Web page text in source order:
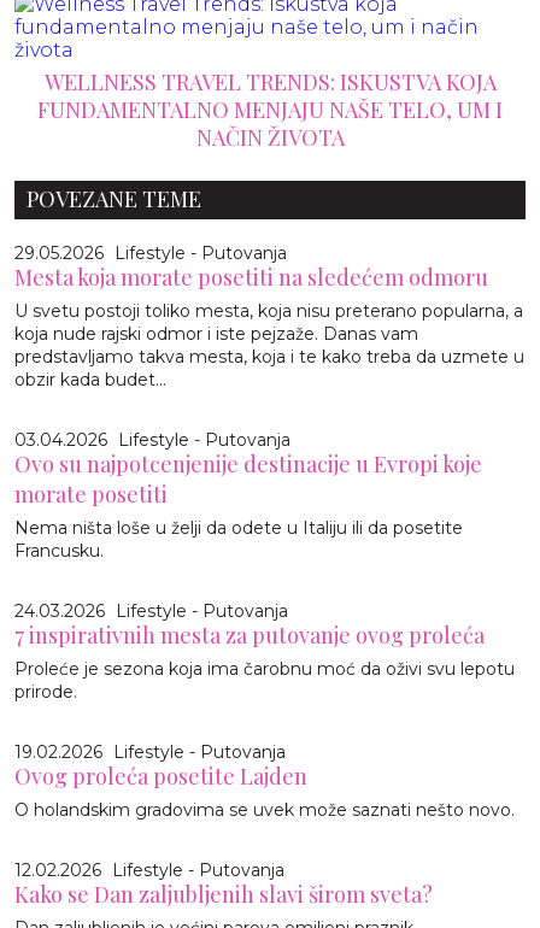
WELLNESS TRAVEL TRENDS: ISKUSTVA KOJA
FUNDAMENTALNO MENJAJU NAŠE TELO, UM I
NAČIN ŽIVOTA
POVEZANE TEME
29.05.2026 Lifestyle - Putovanja
Mesta koja morate posetiti na sledećem odmoru
U svetu postoji toliko mesta, koja nisu preterano popularna, a
koja nude rajski odmor i iste pejzaže. Danas vam
predstavljamo takva mesta, koja i te kako treba da uzmete u
obzir kada budet...
03.04.2026 Lifestyle - Putovanja
Ovo su najpotcenjenije destinacije u Evropi koje
morate posetiti
Nema ništa loše u želji da odete u Italiju ili da posetite
Francusku.
24.03.2026 Lifestyle - Putovanja
7 inspirativnih mesta za putovanje ovog proleća
Proleće je sezona koja ima čarobnu moć da oživi svu lepotu
prirode.
19.02.2026 Lifestyle - Putovanja
Ovog proleća posetite Lajden
O holandskim gradovima se uvek može saznati nešto novo.
12.02.2026 Lifestyle - Putovanja
Kako se Dan zaljubljenih slavi širom sveta?